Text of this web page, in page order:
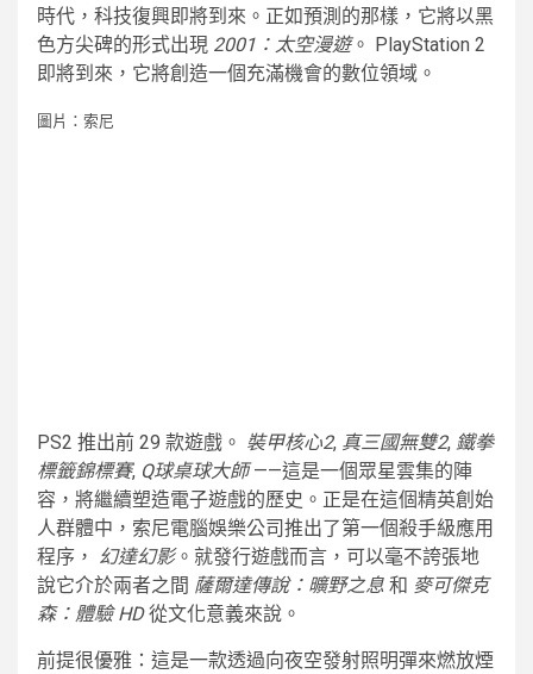
時代，科技復興即將到來。正如預測的那樣，它將以黑
色方尖碑的形式出現 2001：太空漫遊。 PlayStation 2
即將到來，它將創造一個充滿機會的數位領域。
圖片：索尼
PS2 推出前 29 款遊戲。 裝甲核心2, 真三國無雙2, 鐵拳
標籤錦標賽, Q球桌球大師——這是一個眾星雲集的陣
容，將繼續塑造電子遊戲的歷史。正是在這個精英創始
人群體中，索尼電腦娛樂公司推出了第一個殺手級應用
程序， 幻達幻影。就發行遊戲而言，可以毫不誇張地
說它介於兩者之間 薩爾達傳說：曠野之息 和 麥可傑克
森：體驗 HD從文化意義來說。
前提很優雅：這是一款透過向夜空發射照明彈來燃放煙